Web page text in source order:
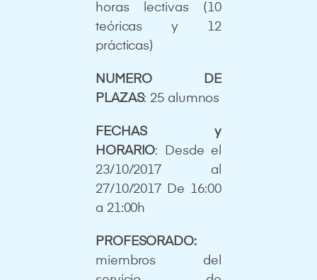
horas lectivas (10
teóricas y 12
prácticas)
NUMERO DE
PLAZAS: 25 alumnos
FECHAS y
HORARIO: Desde el
23/10/2017 al
27/10/2017 De 16:00
a 21:00h
PROFESORADO:
miembros del